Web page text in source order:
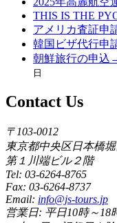
THIS IS THE
アメリカ査証申
韓国ビザ代行申
朝鮮旅行の申
日
Contact Us
〒103-0012
東京都中央区日本橋
第１川端ビル２階
Tel: 03-6264-8765
Fax: 03-6264-8737
Email: info@js-tours.jp
営業日: 平日10時～18